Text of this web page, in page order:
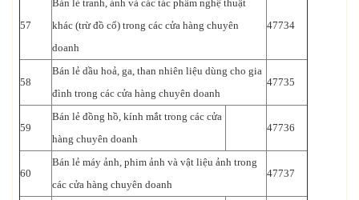
57
Bán lẻ tranh, ảnh và các tác phẩm nghệ thuật
khác (trừ đồ cổ) trong các cửa hàng chuyên
doanh
47734
58
Bán lẻ dầu hoả, ga, than nhiên liệu dùng cho gia
đình trong các cửa hàng chuyên doanh
47735
59
Bán lẻ đồng hồ, kính mắt trong các cửa
hàng chuyên doanh
47736
60
Bán lẻ máy ảnh, phim ảnh và vật liệu ảnh trong
các cửa hàng chuyên doanh
47737